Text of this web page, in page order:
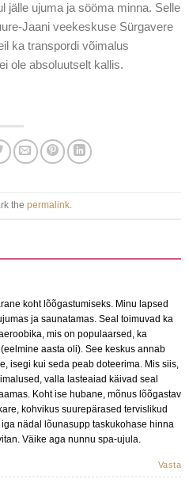
jälle ujuma ja sööma minna. Selle
Jaani veekeskuse Sürgavere
ka transpordi võimalus
ole absoluutselt kallis.
the permalink.
koht lõõgastumiseks. Minu lapsed
ja saunatamas. Seal toimuvad ka
mis on populaarsed, ka
aasta oli). See keskus annab
isegi kui seda peab doteerima. Mis siis,
valla lasteaiad käivad seal
Koht ise hubane, mõnus lõõgastav
kohvikus suurepärased tervislikud
nädal lõunasupp taskukohase hinna
Väike aga nunnu spa-ujula.
Vasta